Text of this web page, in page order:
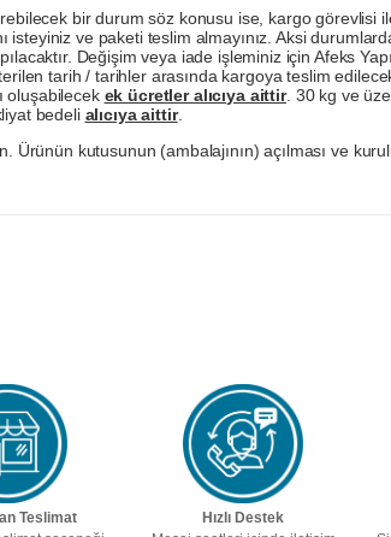
bir durum söz konusu ise, kargo görevlisi
ve paketi teslim almayınız. Aksi
Değişim veya iade işleminiz için Afeks
tarih / tarihler arasında kargoya teslim
oluşabilecek ek ücretler alıcıya aittir. 30 kg ve
bedeli alıcıya aittir.
kutusunun (ambalajının) açılması ve
Teslimat
Hızlı Destek